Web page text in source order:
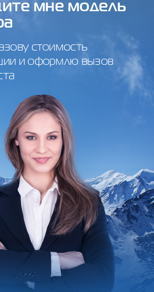
мне модель
стоимость
и оформлю вызов